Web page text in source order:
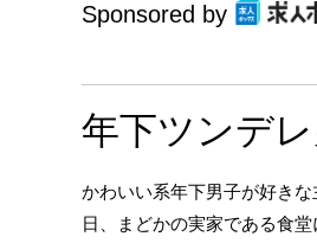
Sponsored by
年下ツンデ
かわいい系年下男子が好き
日、まどかの実家である食